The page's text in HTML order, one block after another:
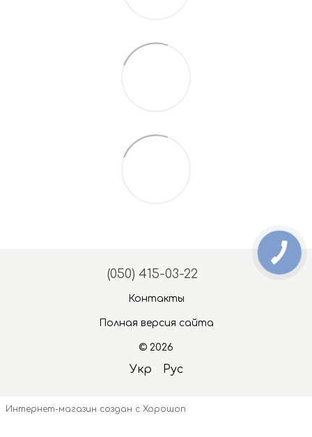
(050) 415-03-22
Контакты
Полная версия сайта
© 2026
Укр Рус
Интернет-магазин создан с Хорошоп